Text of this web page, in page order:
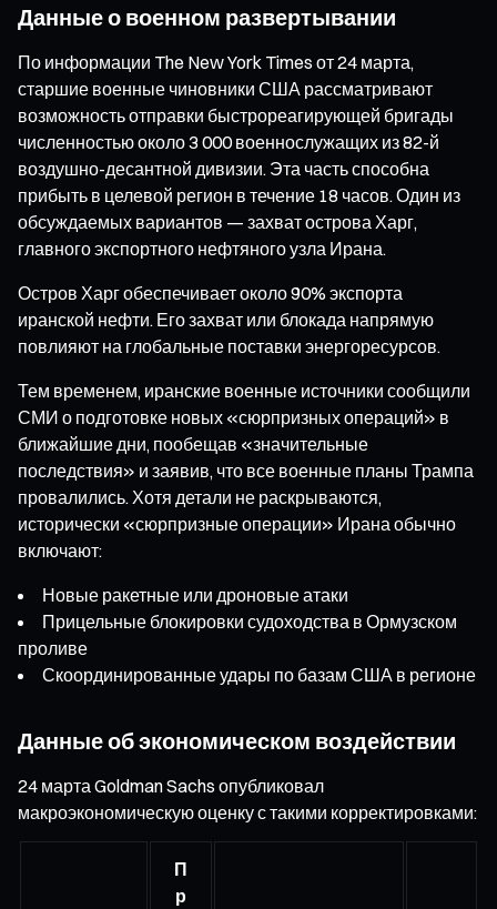
Данные о военном развертывании
По информации The New York Times от 24 марта,
старшие военные чиновники США рассматривают
возможность отправки быстрореагирующей бригады
численностью около 3 000 военнослужащих из 82-й
воздушно-десантной дивизии. Эта часть способна
прибыть в целевой регион в течение 18 часов. Один из
обсуждаемых вариантов — захват острова Харг,
главного экспортного нефтяного узла Ирана.
Остров Харг обеспечивает около 90% экспорта
иранской нефти. Его захват или блокада напрямую
повлияют на глобальные поставки энергоресурсов.
Тем временем, иранские военные источники сообщили
СМИ о подготовке новых «сюрпризных операций» в
ближайшие дни, пообещав «значительные
последствия» и заявив, что все военные планы Трампа
провалились. Хотя детали не раскрываются,
исторически «сюрпризные операции» Ирана обычно
включают:
Новые ракетные или дроновые атаки
Прицельные блокировки судоходства в Ормузском
проливе
Скоординированные удары по базам США в регионе
Данные об экономическом воздействии
24 марта Goldman Sachs опубликовал
макроэкономическую оценку с такими корректировками:
П
р